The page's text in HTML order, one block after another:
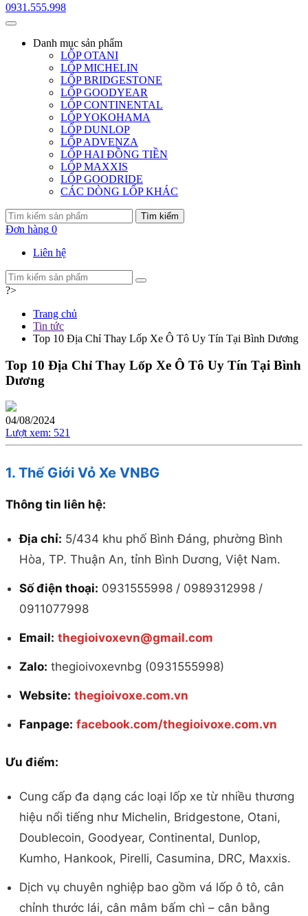
0931.555.998
Danh mục sản phẩm
LỐP OTANI
LỐP MICHELIN
LỐP BRIDGESTONE
LỐP GOODYEAR
LỐP CONTINENTAL
LỐP YOKOHAMA
LỐP DUNLOP
LỐP ADVENZA
LỐP HAI ĐỒNG TIỀN
LỐP MAXXIS
LỐP GOODRIDE
CÁC DÒNG LỐP KHÁC
Tìm kiếm
Đơn hàng 0
Liên hệ
?>
Trang chủ
Tin tức
Top 10 Địa Chỉ Thay Lốp Xe Ô Tô Uy Tín Tại Bình Dương
Top 10 Địa Chỉ Thay Lốp Xe Ô Tô Uy Tín Tại Bình
Dương
04/08/2024
Lượt xem: 521
1. Thế Giới Vỏ Xe VNBG
Thông tin liên hệ:
Địa chỉ: 5/434 khu phố Bình Đáng, phường Bình
Hòa, TP. Thuận An, tỉnh Bình Dương, Việt Nam.
Số điện thoại: 0931555998 / 0989312998 /
0911077998
Email: thegioivoxevn@gmail.com
Zalo: thegioivoxevnbg (0931555998)
Website: thegioivoxe.com.vn
Fanpage: facebook.com/thegioivoxe.com.vn
Ưu điểm:
Cung cấp đa dạng các loại lốp xe từ nhiều thương
hiệu nổi tiếng như Michelin, Bridgestone, Otani,
Doublecoin, Goodyear, Continental, Dunlop,
Kumho, Hankook, Pirelli, Casumina, DRC, Maxxis.
Dịch vụ chuyên nghiệp bao gồm vá lốp ô tô, cân
chỉnh thước lái, cân mâm bấm chì – cân bằng